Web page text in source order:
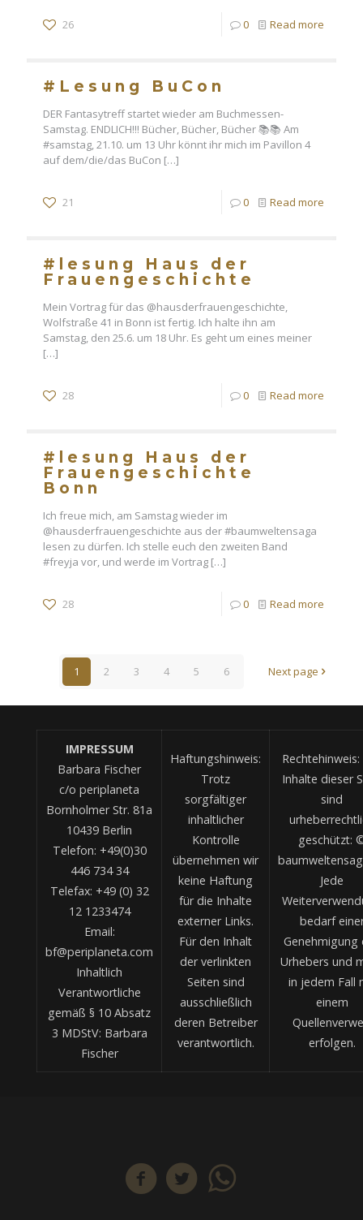
26 0 Read more
#Lesung BuCon
DER Fantasytreff startet wieder am Buchmessen-
Samstag. ENDLICH!!! Bücher, Bücher, Bücher 📚📚 Am
#samstag, 21.10. um 13 Uhr könnt ihr mich im Pavillon 4
auf dem/die/das BuCon […]
21 0 Read more
#lesung Haus der
Frauengeschichte
Mein Vortrag für das @hausderfrauengeschichte,
Wolfstraße 41 in Bonn ist fertig. Ich halte ihn am
Samstag, den 25.6. um 18 Uhr. Es geht um eines meiner
[…]
28 0 Read more
#lesung Haus der
Frauengeschichte
Bonn
Ich freue mich, am Samstag wieder im
@hausderfrauengeschichte aus der #baumweltensaga
lesen zu dürfen. Ich stelle euch den zweiten Band
#freyja vor, und werde im Vortrag […]
28 0 Read more
1 2 3 4 5 6 Next page
IMPRESSUM
Barbara Fischer
c/o periplaneta
Bornholmer Str. 81a
10439 Berlin
Telefon: +49(0)30
446 734 34
Telefax: +49 (0) 32
12 1233474
Email:
bf@periplaneta.com
Inhaltlich
Verantwortliche
gemäß § 10 Absatz
3 MDStV: Barbara
Fischer
Haftungshinweis:
Trotz
sorgfältiger
inhaltlicher
Kontrolle
übernehmen wir
keine Haftung
für die Inhalte
externer Links.
Für den Inhalt
der verlinkten
Seiten sind
ausschließlich
deren Betreiber
verantwortlich.
Rechtehinweis:
Inhalte dieser
sind
geschützt:
Jede
bedarf
Genehmigung
Urhebers und
in jedem Fall
einem
erfolgen.